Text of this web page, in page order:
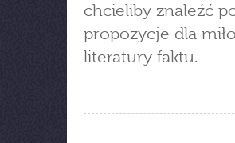
chcieliby znaleźć
propozycje dla
literatury faktu.